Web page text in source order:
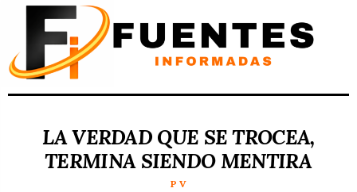
LA VERDAD QUE SE TROCEA,
TERMINA SIENDO MENTIRA
P V